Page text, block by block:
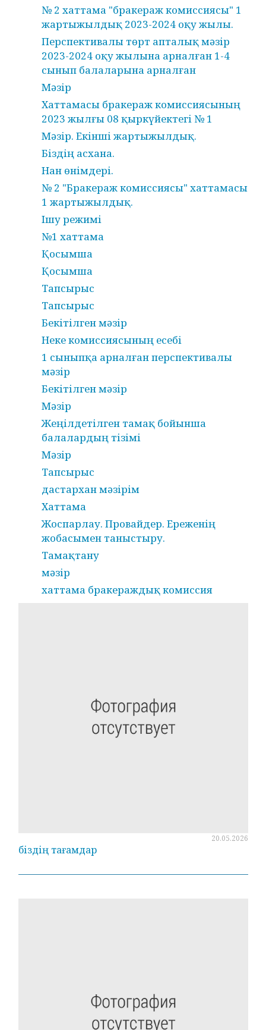
№ 2 хаттама "бракераж комиссиясы" 1
жартыжылдық 2023-2024 оқу жылы.
Перспективалы төрт апталық мәзір
2023-2024 оқу жылына арналған 1-4
сынып балаларына арналған
Мәзір
Хаттамасы бракераж комиссиясының
2023 жылғы 08 қыркүйектегі № 1
Мәзір. Екінші жартыжылдық.
Біздің асхана.
Нан өнімдері.
№ 2 "Бракераж комиссиясы" хаттамасы
1 жартыжылдық.
Ішу режимі
№1 хаттама
Қосымша
Қосымша
Тапсырыс
Тапсырыс
Бекітілген мәзір
Неке комиссиясының есебі
1 сыныпқа арналған перспективалы
мәзір
Бекітілген мәзір
Мәзір
Жеңілдетілген тамақ бойынша
балалардың тізімі
Мәзір
Тапсырыс
дастархан мәзірім
Хаттама
Жоспарлау. Провайдер. Ереженің
жобасымен таныстыру.
Тамақтану
мәзір
хаттама бракераждық комиссия
20.05.2026
біздің тағамдар